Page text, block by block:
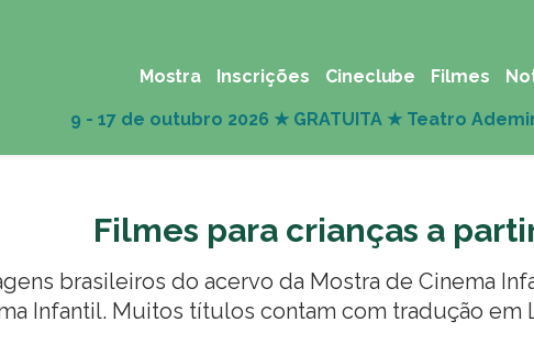
Mostra Inscrições Cineclube Filmes
Filmes para crianças a
brasileiros do acervo da Mostra de Cinema
Infantil. Muitos títulos contam com tradução